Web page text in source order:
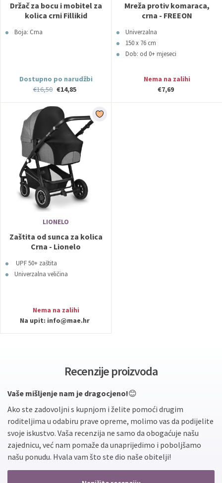
Držač za bocu i mobitel za
kolica crni Fillikid
Boja: Crna
Dostupno po narudžbi
€16,50 €14,85
Mreža protiv komaraca,
crna - FREEON
Univerzalna
150 x 76 cm
Dob: od 0+ mjeseci
Nema na zalihi
€7,69
LIONELO
Zaštita od sunca za kolica
Crna - Lionelo
UPF 50+ zaštita
Univerzalna veličina
Nema na zalihi
Na upit: info@mae.hr
Recenzije proizvoda
Vaše mišljenje nam je dragocjeno!😊
Ako ste zadovoljni s kupnjom i želite pomoći drugim
roditeljima u odabiru prave opreme, molimo vas da podijelite
svoje iskustvo. Vaša recenzija ne samo da obogaćuje našu
zajednicu, već nam pomaže da unaprijedimo i poboljšamo
našu ponudu. Hvala vam što ste dio naše obitelji!